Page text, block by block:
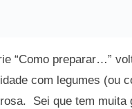
“Como preparar…”
com legumes (ou
Sei que tem muita